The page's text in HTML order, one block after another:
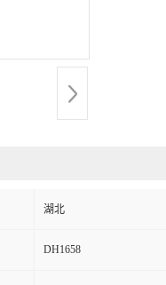
湖北
DH1658